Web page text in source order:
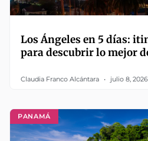
Los Ángeles en 5 días:
para descubrir lo mejor
Claudia Franco Alcántara julio 8, 2026
PANAMÁ